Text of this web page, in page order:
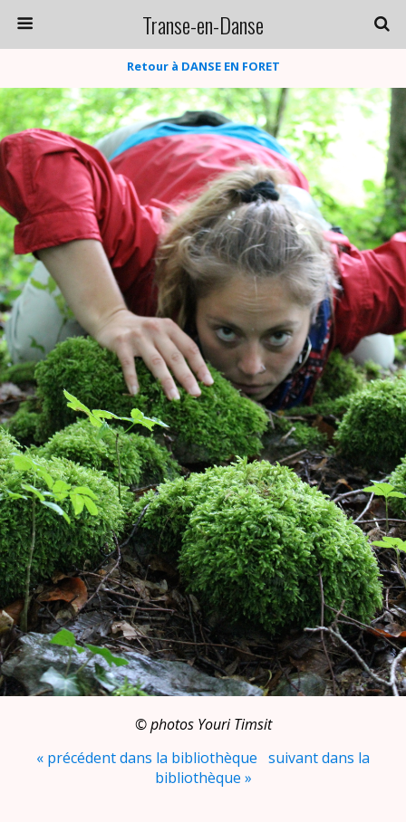
Transe-en-Danse
Retour à DANSE EN FORET
©‎ photos Youri Timsit
« précédent dans la bibliothèque suivant dans la
bibliothèque »